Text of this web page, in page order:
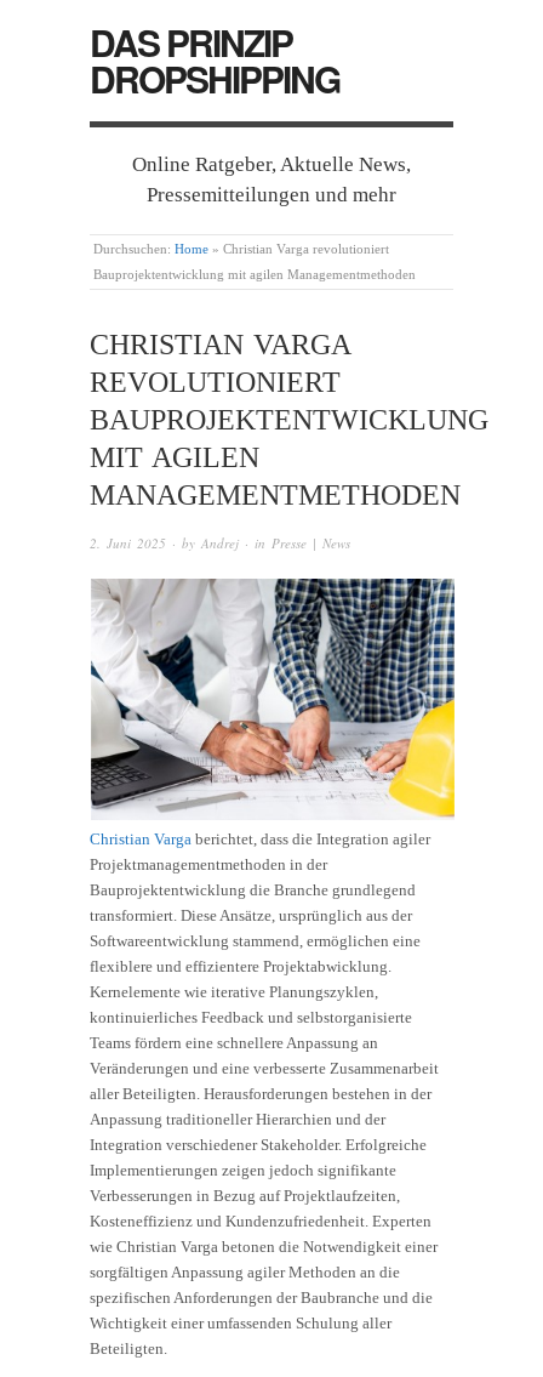
DAS PRINZIP
DROPSHIPPING
Online Ratgeber, Aktuelle News,
Pressemitteilungen und mehr
Durchsuchen: Home » Christian Varga revolutioniert
Bauprojektentwicklung mit agilen Managementmethoden
CHRISTIAN VARGA
REVOLUTIONIERT
BAUPROJEKTENTWICKLUNG
MIT AGILEN
MANAGEMENTMETHODEN
2. Juni 2025 · by Andrej · in Presse | News
Christian Varga berichtet, dass die Integration agiler
Projektmanagementmethoden in der
Bauprojektentwicklung die Branche grundlegend
transformiert. Diese Ansätze, ursprünglich aus der
Softwareentwicklung stammend, ermöglichen eine
flexiblere und effizientere Projektabwicklung.
Kernelemente wie iterative Planungszyklen,
kontinuierliches Feedback und selbstorganisierte
Teams fördern eine schnellere Anpassung an
Veränderungen und eine verbesserte Zusammenarbeit
aller Beteiligten. Herausforderungen bestehen in der
Anpassung traditioneller Hierarchien und der
Integration verschiedener Stakeholder. Erfolgreiche
Implementierungen zeigen jedoch signifikante
Verbesserungen in Bezug auf Projektlaufzeiten,
Kosteneffizienz und Kundenzufriedenheit. Experten
wie Christian Varga betonen die Notwendigkeit einer
sorgfältigen Anpassung agiler Methoden an die
spezifischen Anforderungen der Baubranche und die
Wichtigkeit einer umfassenden Schulung aller
Beteiligten.